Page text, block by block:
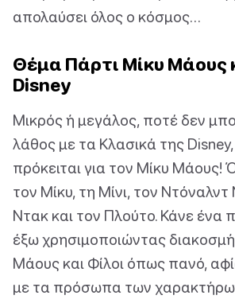
απολαύσει όλος ο κόσμος…
Θέμα Πάρτι Μίκυ Μάους
Disney
Μικρός ή μεγάλος, ποτέ δεν
λάθος με τα Κλασικά της Disney,
πρόκειται για τον Μίκυ Μάους!
τον Μίκυ, τη Μίνι, τον Ντόναλντ
Ντακ και τον Πλούτο. Κάνε ένα
έξω χρησιμοποιώντας
Μάους και Φίλοι όπως πανό,
με τα πρόσωπα των